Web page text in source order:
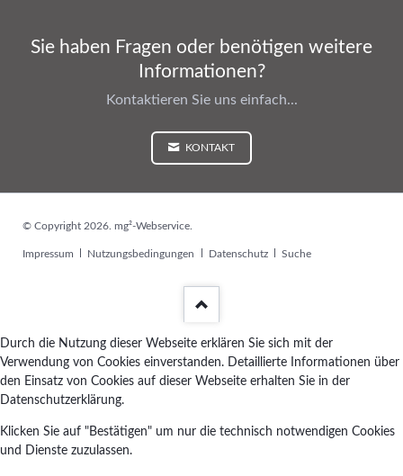
Sie haben Fragen oder benötigen weitere
Informationen?
Kontaktieren Sie uns einfach...
KONTAKT
© Copyright 2026. mg²-Webservice.
Navigation
Impressum Nutzungsbedingungen Datenschutz Suche
Durch die Nutzung dieser Webseite erklären Sie sich mit der
Verwendung von Cookies einverstanden. Detaillierte Informationen über
den Einsatz von Cookies auf dieser Webseite erhalten Sie in der
Datenschutzerklärung.
Klicken Sie auf "Bestätigen" um nur die technisch notwendigen Cookies
und Dienste zuzulassen.